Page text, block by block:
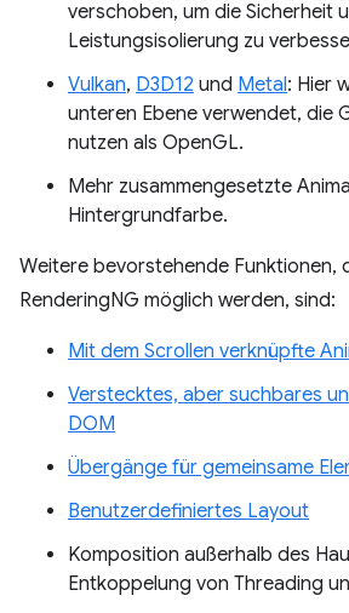
verschoben, um die Sicherheit
Leistungsisolierung zu
Vulkan, D3D12 und Metal: Hier
unteren Ebene verwendet, die
nutzen als OpenGL.
Mehr zusammengesetzte
Hintergrundfarbe.
Weitere bevorstehende Funktionen,
RenderingNG möglich werden, sind:
Mit dem Scrollen verknüpfte
Verstecktes, aber suchbares
DOM
Übergänge für gemeinsame
Benutzerdefiniertes Layout
Komposition außerhalb des
Entkoppelung von Threading